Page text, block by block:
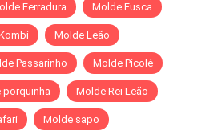
Ferradura Molde Fusca
Molde Leão
Passarinho Molde Picolé
porquinha Molde Rei Leão
Molde sapo